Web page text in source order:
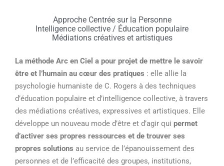
Approche Centrée sur la Personne
Intelligence collective / Éducation populaire
Médiations créatives et artistiques
La méthode Arc en Ciel a pour projet de mettre le savoir
être et l’humain au cœur des pratiques : elle allie la
psychologie humaniste de C. Rogers à des techniques
d’éducation populaire et d’intelligence collective, à travers
des médiations créatives, expressives et artistiques. Elle
développe un nouveau mode d’être et d’agir qui permet
d’activer ses propres ressources et de trouver ses
propres solutions au service de l’épanouissement des
personnes et de l’efficacité des groupes, institutions,